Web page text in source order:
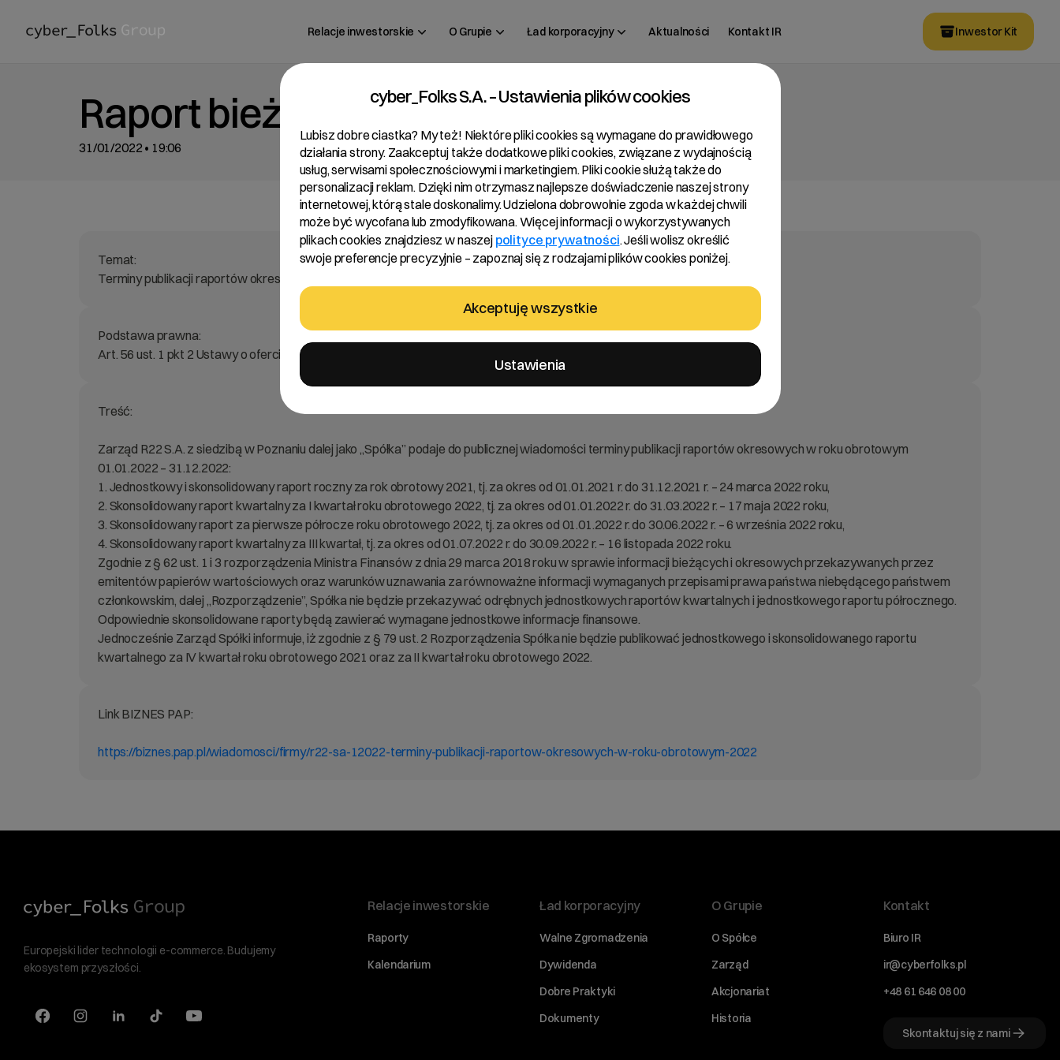
Relacje inwestorskie O Grupie Ład korporacyjny Aktualności Kontakt IR Inwestor Kit
Raport bieżący 01/2022
31/01/2022 • 19:06
Temat:
Terminy publikacji raportów okresowych w roku obrotowym 2022
Podstawa prawna:
Art. 56 ust. 1 pkt 2 Ustawy o ofercie – informacje bieżące i okresowe
Treść:
Zarząd R22 S.A. z siedzibą w Poznaniu dalej jako „Spółka” podaje do publicznej wiadomości terminy publikacji raportów okresowych w roku obrotowym
01.01.2022 – 31.12.2022:
1. Jednostkowy i skonsolidowany raport roczny za rok obrotowy 2021, tj. za okres od 01.01.2021 r. do 31.12.2021 r. – 24 marca 2022 roku,
2. Skonsolidowany raport kwartalny za I kwartał roku obrotowego 2022, tj. za okres od 01.01.2022 r. do 31.03.2022 r. – 17 maja 2022 roku,
3. Skonsolidowany raport za pierwsze półrocze roku obrotowego 2022, tj. za okres od 01.01.2022 r. do 30.06.2022 r. – 6 września 2022 roku,
4. Skonsolidowany raport kwartalny za III kwartał, tj. za okres od 01.07.2022 r. do 30.09.2022 r. – 16 listopada 2022 roku.
Zgodnie z § 62 ust. 1 i 3 rozporządzenia Ministra Finansów z dnia 29 marca 2018 roku w sprawie informacji bieżących i okresowych przekazywanych przez
emitentów papierów wartościowych oraz warunków uznawania za równoważne informacji wymaganych przepisami prawa państwa niebędącego państwem
członkowskim, dalej „Rozporządzenie”, Spółka nie będzie przekazywać odrębnych jednostkowych raportów kwartalnych i jednostkowego raportu półrocznego.
Odpowiednie skonsolidowane raporty będą zawierać wymagane jednostkowe informacje finansowe.
Jednocześnie Zarząd Spółki informuje, iż zgodnie z § 79 ust. 2 Rozporządzenia Spółka nie będzie publikować jednostkowego i skonsolidowanego raportu
kwartalnego za IV kwartał roku obrotowego 2021 oraz za II kwartał roku obrotowego 2022.
Link BIZNES PAP:
https://biznes.pap.pl/wiadomosci/firmy/r22-sa-12022-terminy-publikacji-raportow-okresowych-w-roku-obrotowym-2022
Europejski lider technologii e-commerce. Budujemy
ekosystem przyszłości.
Relacje inwestorskie
Raporty
Kalendarium
Ład korporacyjny
Walne Zgromadzenia
Dywidenda
Dobre Praktyki
Dokumenty
O Grupie
O Spółce
Zarząd
Akcjonariat
Historia
Kontakt
Biuro IR
ir@cyberfolks.pl
+48 61 646 08 00
Skontaktuj się z nami
cyber_Folks S.A. – Ustawienia plików cookies
Lubisz dobre ciastka? My też! Niektóre pliki cookies są wymagane do prawidłowego
działania strony. Zaakceptuj także dodatkowe pliki cookies, związane z wydajnością
usług, serwisami społecznościowymi i marketingiem. Pliki cookie służą także do
personalizacji reklam. Dzięki nim otrzymasz najlepsze doświadczenie naszej strony
internetowej, którą stale doskonalimy. Udzielona dobrowolnie zgoda w każdej chwili
może być wycofana lub zmodyfikowana. Więcej informacji o wykorzystywanych
plikach cookies znajdziesz w naszej polityce prywatności. Jeśli wolisz określić
swoje preferencje precyzyjnie – zapoznaj się z rodzajami plików cookies poniżej.
Akceptuję wszystkie
Ustawienia